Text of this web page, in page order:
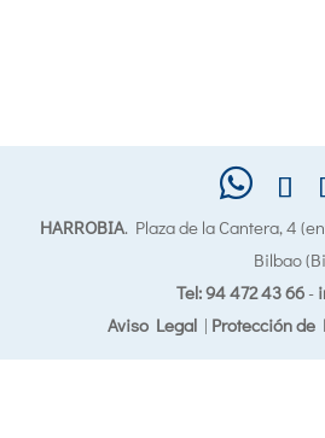
HARROBIA. Plaza de la Cantera, 4
Bilbao
Tel: 94 472 43 66-
Aviso Legal| Protección de